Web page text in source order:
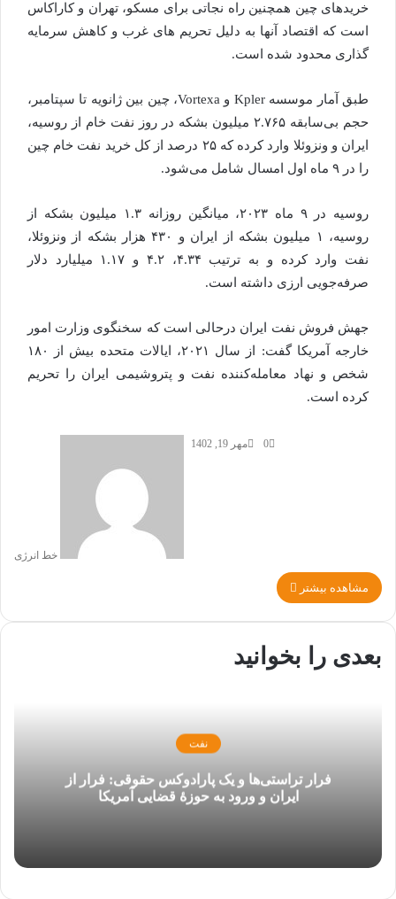
خریدهای چین همچنین راه نجاتی برای مسکو، تهران و کاراکاس
است که اقتصاد آنها به دلیل تحریم های غرب و کاهش سرمایه
گذاری محدود شده است.
طبق آمار موسسه Kpler و Vortexa، چین بین ژانویه تا سپتامبر،
حجم بی‌سابقه ۲.۷۶۵ میلیون بشکه در روز نفت خام از روسیه،
ایران و ونزوئلا وارد کرده که ۲۵ درصد از کل خرید نفت خام چین
را در ۹ ماه اول امسال شامل می‌شود.
روسیه در ۹ ماه ۲۰۲۳، میانگین روزانه ۱.۳ میلیون بشکه از
روسیه، ۱ میلیون بشکه از ایران و ۴۳۰ هزار بشکه از ونزوئلا،
نفت وارد کرده و به ترتیب ۴.۳۴، ۴.۲ و ۱.۱۷ میلیارد دلار
صرفه‌جویی ارزی داشته است.
جهش فروش نفت ایران درحالی است که سخنگوی وزارت امور
خارجه آمریکا گفت: از سال ۲۰۲۱، ایالات متحده بیش از ۱۸۰
شخص و نهاد معامله‌کننده نفت و پتروشیمی ایران را تحریم
کرده است.
خط انرژی
مهر 19, 1402 0
مشاهده بیشتر
بعدی را بخوانید
نفت
فرار تراستی‌ها و یک پارادوکس حقوقی: فرار از
ایران و ورود به حوزۀ قضایی آمریکا